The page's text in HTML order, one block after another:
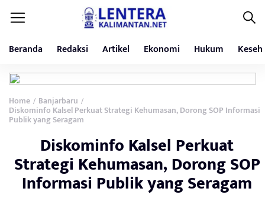
Beranda Redaksi Artikel Ekonomi Hukum
Home / Banjarbaru /
Diskominfo Kalsel Perkuat Strategi Kehumasan, Dorong SOP Informasi
Publik yang Seragam
Diskominfo Kalsel Perkuat
Strategi Kehumasan, Dorong SOP
Informasi Publik yang Seragam